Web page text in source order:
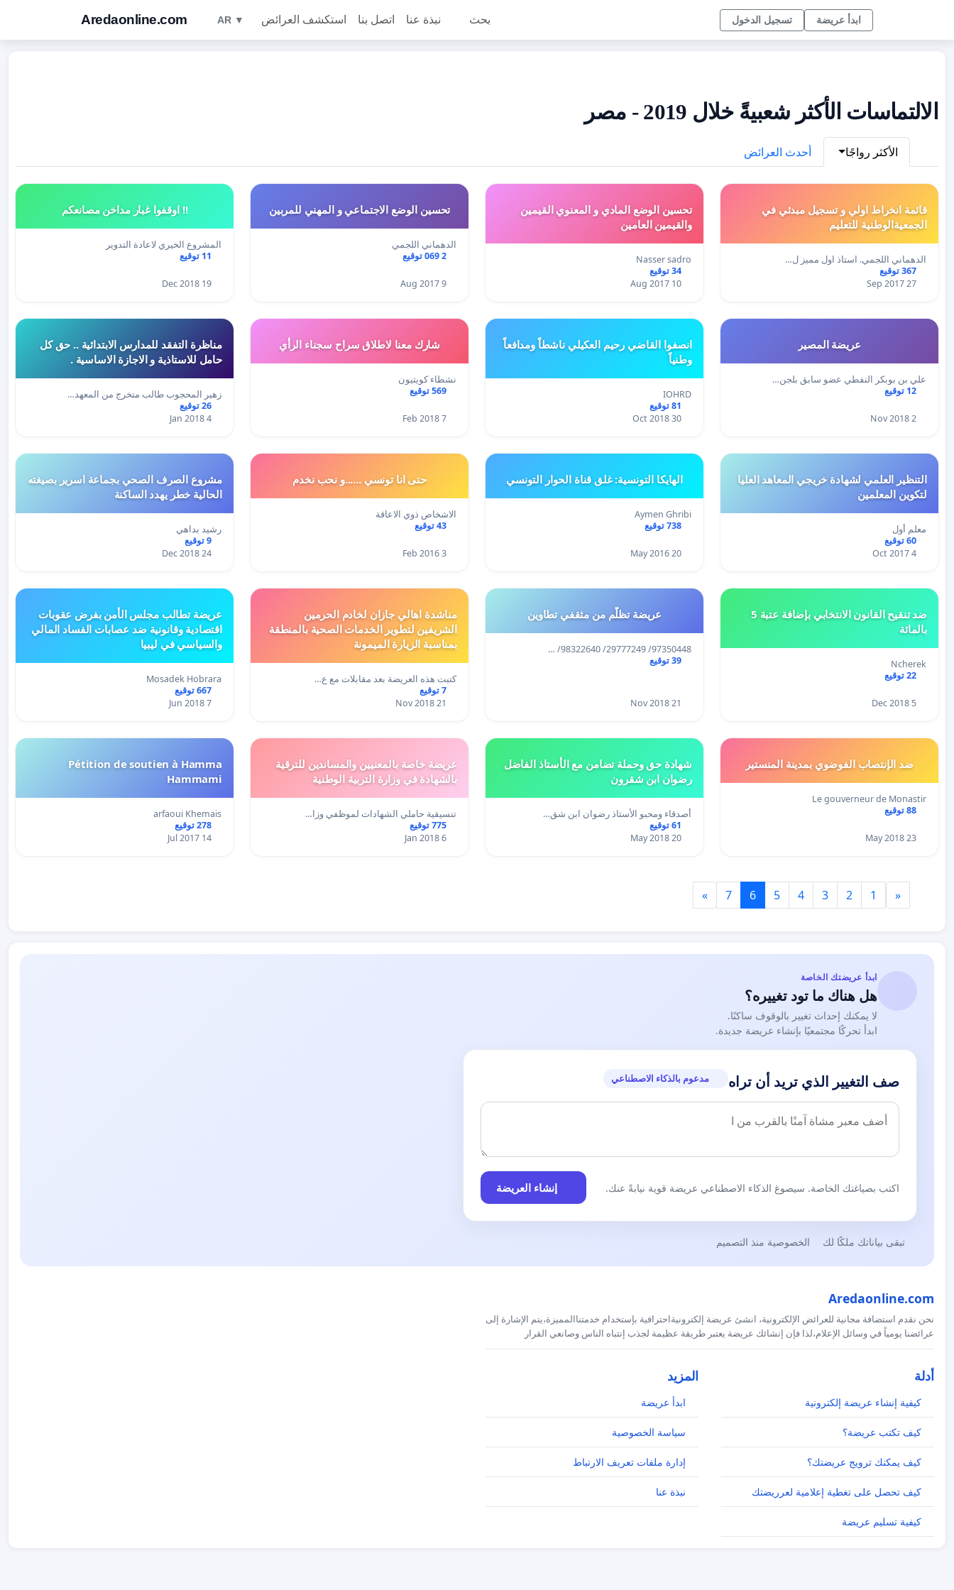
Aredaonline.com AR ▼ استكشف العرائض اتصل بنا نبذة عنا بحث تسجيل الدخول ابدأ عريضة
الالتماسات الأكثر شعبيةً خلال 2019 - مصر
الأكثر رواجًا أحدث العرائض
قائمة انخراط اولي و تسجيل مبدئي في
الجمعيةالوطنية للتعليم
الدهماني اللجمي. استاذ اول مميز ل…
367 توقيع
27 Sep 2017
تحسين الوضع المادي و المعنوي القيمين
والقيمين العامين
Nasser sadro
34 توقيع
10 Aug 2017
تحسين الوضع الاجتماعي و المهني للمربين
الدهماني اللجمي
2 069 توقيع
9 Aug 2017
!! اوقفوا غبار مداخن مصانعكم
المشروع الخيري لاعادة التدوير
11 توقيع
19 Dec 2018
عريضة المصير
علي بن بوبكر النفطي عضو سابق بلجن…
12 توقيع
2 Nov 2018
انصفوا القاضي رحيم العكيلي ناشطاً ومدافعاً
وطنياً
IOHRD
81 توقيع
30 Oct 2018
شارك معنا لاطلاق سراح سجناء الرأي
نشطاء كويتيون
569 توقيع
7 Feb 2018
مناظرة التفقد للمدارس الابتدائية .. حق كل
حامل للاستاذية و الاجازة الاساسية .
زهير المحجوب طالب متخرج من المعهد…
26 توقيع
4 Jan 2018
التنظير العلمي لشهادة خريجي المعاهد العليا
لتكوين المعلمين
معلم أول
60 توقيع
4 Oct 2017
الهايكا التونسية: غلق قناة الحوار التونسي
Aymen Ghribi
738 توقيع
20 May 2016
حتى انا تونسي ......و نحب نخدم
الاشخاص ذوي الاعاقة
43 توقيع
3 Feb 2016
مشروع الصرف الصحي بجماعة اسرير بصيغته
الحالية خطر يهدد الساكنة
رشيد بداهي
9 توقيع
24 Dec 2018
ضد تنقيح القانون الانتخابي بإضافة عتبة 5
بالمائة
Ncherek
22 توقيع
5 Dec 2018
عريضة تظلّم من مثقفي تطاوين
97350448/ 29777249/ 98322640/ …
39 توقيع
21 Nov 2018
مناشدة اهالي جازان لخادم الحرمين
الشريفين لتطوير الخدمات الصحية بالمنطقة
بمناسبة الزيارة الميمونة
كتبت هذه العريضة بعد مقابلات مع ع…
7 توقيع
21 Nov 2018
عريضة تطالب مجلس الأمن بفرض عقوبات
اقتصادية وقانونية ضد عصابات الفساد المالي
والسياسي في ليبيا
Mosadek Hobrara
667 توقيع
7 Jun 2018
ضد الإنتصاب الفوضوي بمدينة المنستير
Le gouverneur de Monastir
88 توقيع
23 May 2018
شهادة حق وحملة تضامن مع الأستاذ الفاضل
رضوان ابن شقرون
أصدقاء ومحبو الأستاذ رضوان ابن شق…
61 توقيع
20 May 2018
عريضة خاصة بالمعنيين والمساندين للترقية
بالشهادة في وزارة التربية الوطنية
تنسيقية حاملي الشهادات لموظفي وزا…
775 توقيع
6 Jan 2018
Pétition de soutien à Hamma
Hammami
arfaoui Khemais
278 توقيع
14 Jul 2017
«
1
2
3
4
5
6
7
»
ابدأ عريضتك الخاصة
هل هناك ما تود تغييره؟
لا يمكنك إحداث تغيير بالوقوف ساكنًا.
ابدأ تحركًا مجتمعيًا بإنشاء عريضة جديدة.
صف التغيير الذي تريد أن تراه مدعوم بالذكاء الاصطناعي
اكتب بصياغتك الخاصة. سيصوغ الذكاء الاصطناعي عريضة قوية نيابةً عنك. إنشاء العريضة
تبقى بياناتك ملكًا لك الخصوصية منذ التصميم
Aredaonline.com
نحن نقدم استضافة مجانية للعرائض الإلكترونية، انشئ عريضة إلكترونيةاحترافية بإستخدام خدمتناالمميزة،يتم الإشارة إلى
عرائضنا يومياً في وسائل الإعلام،لذا فإن إنشائك عريضة يعتبر طريقة عظيمة لجذب إنتباه الناس وصانعي القرار
أدلة
كيفية إنشاء عريضة إلكترونية
كيف تكتب عريضة؟
كيف يمكنك ترويج عريضتك؟
كيف تحصل على تغطية إعلامية لعرريضتك
كيفية تسليم عريضة
المزيد
ابدأ عريضة
سياسة الخصوصية
إدارة ملفات تعريف الارتباط
نبذة عنا